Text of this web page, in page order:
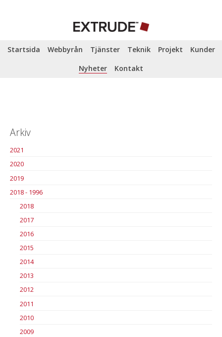
Startsida Webbyrån Tjänster Teknik Projekt
Kunder
Nyheter
Kontakt
Arkiv
2021
2020
2019
2018 - 1996
2018
2017
2016
2015
2014
2013
2012
2011
2010
2009